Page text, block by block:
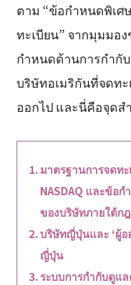
ตาม “ข้อกำหนดพิเ
ทะเบียน” จากมุมมอ
กำหนดด้านการกำกั
บริษัทอเมริกันที่จดทะ
ออกไป และนี่คือจุด
มาตรฐานการจดท
NASDAQ และข้อ
ของบริษัทภายใต้ก
บริษัทญี่ปุ่นและ ‘ผู้อ
ญี่ปุ่น
ระบบการกำกับดูแ